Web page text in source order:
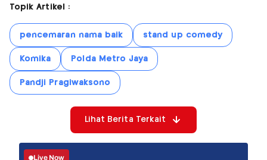
Topik Artikel :
pencemaran nama baik stand up comedy
Komika Polda Metro Jaya
Pandji Pragiwaksono
Lihat Berita Terkait
Live Now